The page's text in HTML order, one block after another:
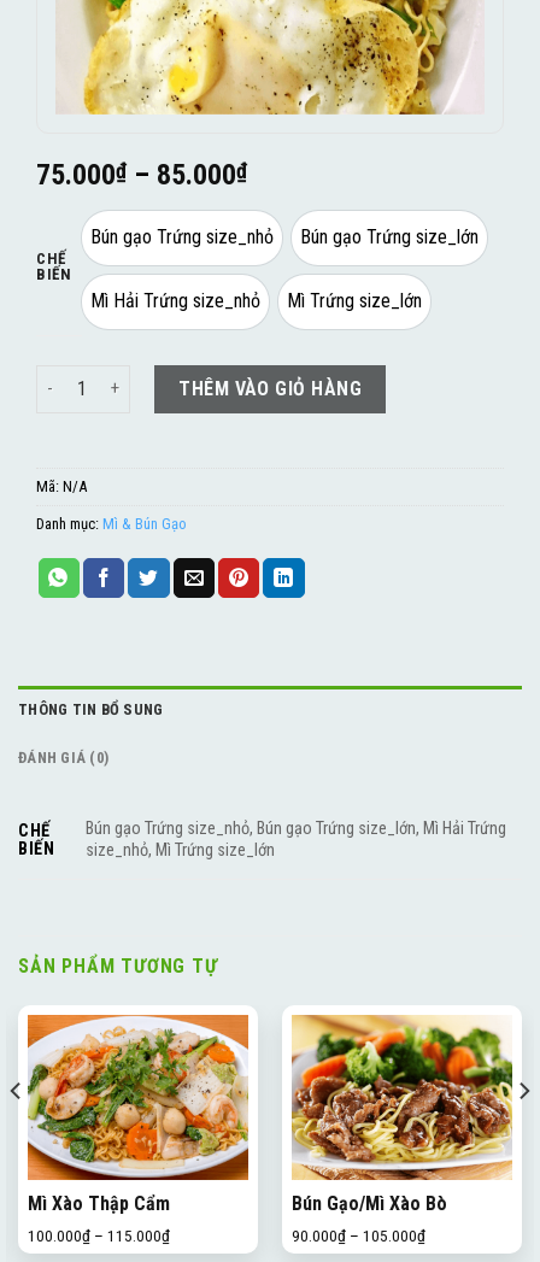
75.000₫– 85.000₫
CHẾ
BIẾN
Bún gạo Trứng size_nhỏ Bún gạo Trứng size_lớn
Mì Hải Trứng size_nhỏ Mì Trứng size_lớn
Bún gạo/Mì xào trứng số lượngTHÊM VÀO GIỎ HÀNG
Mã: N/A
Danh mục: Mì & Bún Gạo
THÔNG TIN BỔ SUNG
ĐÁNH GIÁ (0)
CHẾ
BIẾN
Bún gạo Trứng size_nhỏ, Bún gạo Trứng size_lớn, Mì Hải Trứng
size_nhỏ, Mì Trứng size_lớn
SẢN PHẨM TƯƠNG TỰ
Mì Xào Thập Cẩm
100.000₫– 115.000₫
Bún Gạo/Mì Xào Bò
90.000₫– 105.000₫